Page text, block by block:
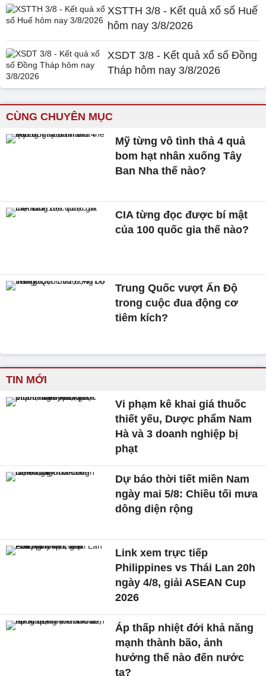
XSTTH 3/8 - Kết quả xổ số Huế
hôm nay 3/8/2026
XSDT 3/8 - Kết quả xổ số Đồng
Tháp hôm nay 3/8/2026
CÙNG CHUYÊN MỤC
Mỹ từng vô tình thả 4 quả
bom hạt nhân xuống Tây
Ban Nha thế nào?
CIA từng đọc được bí mật
của 100 quốc gia thế nào?
Trung Quốc vượt Ấn Độ
trong cuộc đua động cơ
tiêm kích?
TIN MỚI
Vi phạm kê khai giá thuốc
thiết yếu, Dược phẩm Nam
Hà và 3 doanh nghiệp bị
phạt
Dự báo thời tiết miền Nam
ngày mai 5/8: Chiều tối mưa
dông diện rộng
Link xem trực tiếp
Philippines vs Thái Lan 20h
ngày 4/8, giải ASEAN Cup
2026
Áp thấp nhiệt đới khả năng
mạnh thành bão, ảnh
hưởng thế nào đến nước
ta?